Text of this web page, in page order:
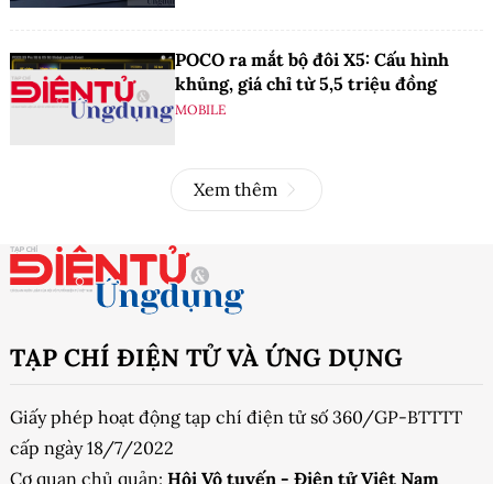
POCO ra mắt bộ đôi X5: Cấu hình
khủng, giá chỉ từ 5,5 triệu đồng
MOBILE
Xem thêm
TẠP CHÍ ĐIỆN TỬ VÀ ỨNG DỤNG
Giấy phép hoạt động tạp chí điện tử số 360/GP-BTTTT
cấp ngày 18/7/2022
Cơ quan chủ quản: Hội Vô tuyến - Điện tử Việt Nam